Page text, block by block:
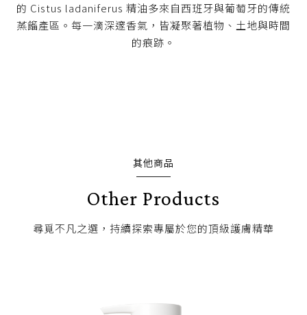
的 Cistus ladaniferus 精油多來自西班牙與葡萄牙的傳統
蒸餾產區。每一滴深邃香氣，皆凝聚著植物、土地與時間
的痕跡。
其他商品
Other Products
尋覓不凡之選，持續探索專屬於您的頂級護膚精華